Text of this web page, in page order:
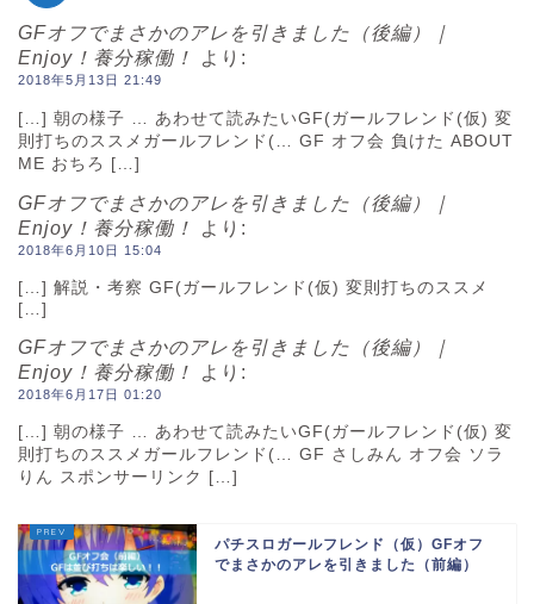
GFオフでまさかのアレを引きました（後編）｜
Enjoy！養分稼働！
より:
2018年5月13日 21:49
[…] 朝の様子 … あわせて読みたいGF(ガールフレンド(仮) 変
則打ちのススメガールフレンド(… GF オフ会 負けた ABOUT
ME おちろ […]
GFオフでまさかのアレを引きました（後編）｜
Enjoy！養分稼働！
より:
2018年6月10日 15:04
[…] 解説・考察 GF(ガールフレンド(仮) 変則打ちのススメ
[…]
GFオフでまさかのアレを引きました（後編）｜
Enjoy！養分稼働！
より:
2018年6月17日 01:20
[…] 朝の様子 … あわせて読みたいGF(ガールフレンド(仮) 変
則打ちのススメガールフレンド(… GF さしみん オフ会 ソラ
りん スポンサーリンク […]
パチスロガールフレンド（仮）GFオフ
でまさかのアレを引きました（前編）